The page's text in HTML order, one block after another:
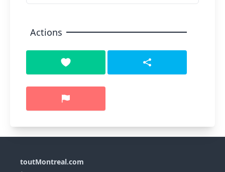
Actions
toutMontreal.com